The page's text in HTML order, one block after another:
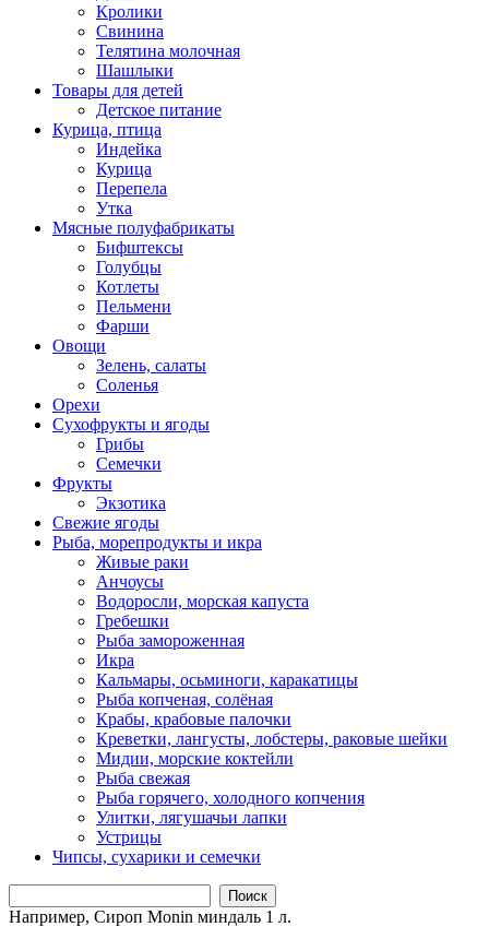
Кролики
Свинина
Телятина молочная
Шашлыки
Товары для детей
Детское питание
Курица, птица
Индейка
Курица
Перепела
Утка
Мясные полуфабрикаты
Бифштексы
Голубцы
Котлеты
Пельмени
Фарши
Овощи
Зелень, салаты
Соленья
Орехи
Сухофрукты и ягоды
Грибы
Семечки
Фрукты
Экзотика
Свежие ягоды
Рыба, морепродукты и икра
Живые раки
Анчоусы
Водоросли, морская капуста
Гребешки
Рыба замороженная
Икра
Кальмары, осьминоги, каракатицы
Рыба копченая, солёная
Крабы, крабовые палочки
Креветки, лангусты, лобстеры, раковые шейки
Мидии, морские коктейли
Рыба свежая
Рыба горячего, холодного копчения
Улитки, лягушачьи лапки
Устрицы
Чипсы, сухарики и семечки
Поиск
Например, Сироп Monin миндаль 1 л.